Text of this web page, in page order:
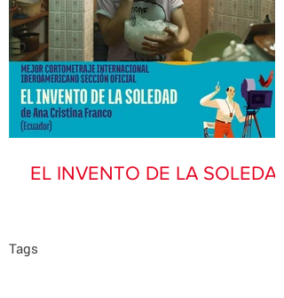
EL INVENTO DE LA SOLEDAD
Tags